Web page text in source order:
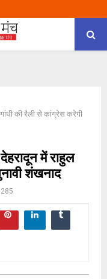
की रैली से कांग्रेस करेगी
में राहुल
शंखनाद
285